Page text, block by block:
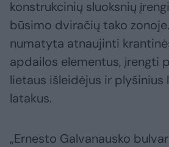
konstrukcinių sluoksnių
būsimo dviračių tako
numatyta atnaujinti
apdailos elementus, įrengti
lietaus išleidėjus ir plyšinius
latakus.
„Ernesto Galvanausko